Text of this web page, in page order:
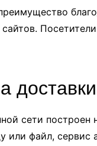
сети
или файл,